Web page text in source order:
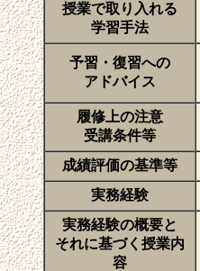
授業で取り入れる
学習手法
予習・復習への
アドバイス
履修上の注意
受講条件等
成績評価の基準等
実務経験
実務経験の概要と
それに基づく授業内
容